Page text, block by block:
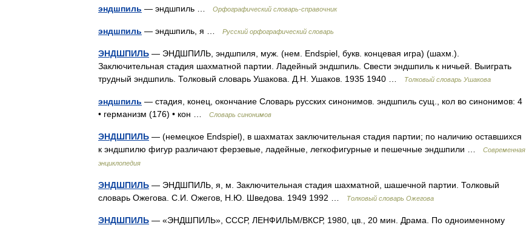
эндшпиль — эндшпиль … Орфографический словарь-справочник
эндшпиль — эндшпиль, я … Русский орфографический словарь
ЭНДШПИЛЬ — ЭНДШПИЛЬ, эндшпиля, муж. (нем. Endspiel, букв. концевая игра) (шахм.).
Заключительная стадия шахматной партии. Ладейный эндшпиль. Свести эндшпиль к ничьей. Выиграть
трудный эндшпиль. Толковый словарь Ушакова. Д.Н. Ушаков. 1935 1940 …
Толковый словарь Ушакова
эндшпиль — стадия, конец, окончание Словарь русских синонимов. эндшпиль сущ., кол во синонимов: 4
• германизм (176) • кон …
Словарь синонимов
ЭНДШПИЛЬ — (немецкое Endspiel), в шахматах заключительная стадия партии; по наличию оставшихся
к эндшпилю фигур различают ферзевые, ладейные, легкофигурные и пешечные эндшпили …
Современная
энциклопедия
ЭНДШПИЛЬ — ЭНДШПИЛЬ, я, м. Заключительная стадия шахматной, шашечной партии. Толковый
словарь Ожегова. С.И. Ожегов, Н.Ю. Шведова. 1949 1992 …
Толковый словарь Ожегова
ЭНДШПИЛЬ — «ЭНДШПИЛЬ», СССР, ЛЕНФИЛЬМ/ВКСР, 1980, цв., 20 мин. Драма. По одноименному